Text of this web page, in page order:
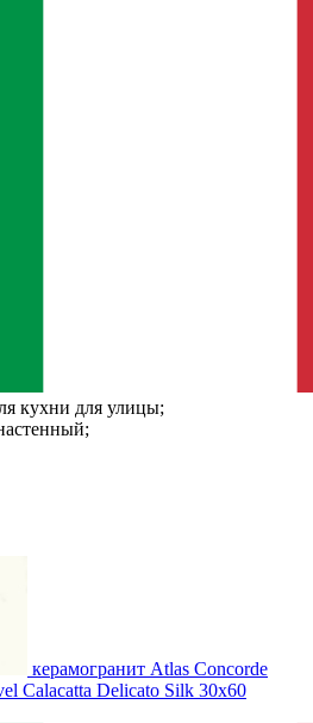
кухни для улицы;
керамогранит Atlas Concorde
Calacatta Delicato Silk 30x60